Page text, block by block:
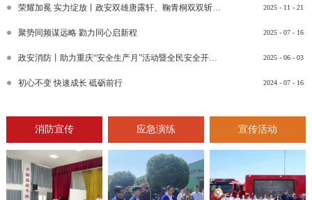
2025 - 11 - 21
荣耀加冕 实力绽放丨政安双雄唐露轩、鞠青桐双双斩获“渝消蓝盾讲师团金牌讲师”比武竞赛决赛大奖
2025 - 07 - 16
聚势同频谋远略 勠力同心启新程
2025 - 06 - 03
政安消防丨助力重庆“安全生产月”活动暨全民安全开放日活动
2024 - 07 - 16
初心不变 快速成长 砥砺前行
消防宣传 应急演练 宣传活动